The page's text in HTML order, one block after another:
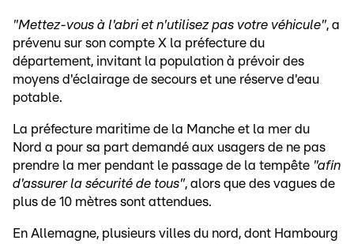
"Mettez-vous à l'abri et n'utilisez pas votre véhicule", a
prévenu sur son compte X la préfecture du
département, invitant la population à prévoir des
moyens d'éclairage de secours et une réserve d'eau
potable.
La préfecture maritime de la Manche et la mer du
Nord a pour sa part demandé aux usagers de ne pas
prendre la mer pendant le passage de la tempête "afin
d'assurer la sécurité de tous", alors que des vagues de
plus de 10 mètres sont attendues.
En Allemagne, plusieurs villes du nord, dont Hambourg